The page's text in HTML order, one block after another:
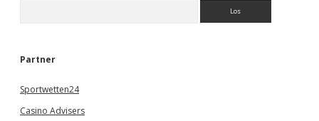
e
Partner
Sportwetten24
Casino Advisers